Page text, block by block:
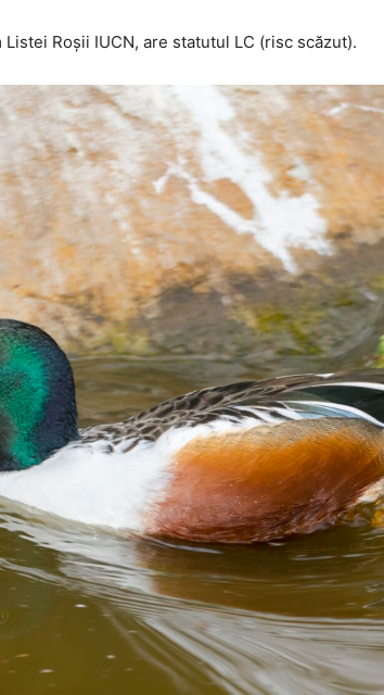
Roșii IUCN, are statutul LC (risc scăzut).